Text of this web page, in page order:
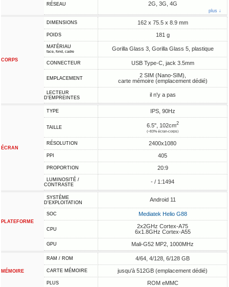
RÉSEAU 2G, 3G, 4G
plus ↓
CORPS
DIMENSIONS 162 x 75.5 x 8.9 mm
POIDS 181 g
MATÉRIAU
face, fond, cadre Gorilla Glass 3, Gorilla Glass 5, plastique
CONNECTEUR USB Type-C, jack 3.5mm
EMPLACEMENT
2 SIM (Nano-SIM),
carte mémoire (emplacement dédié)
LECTEUR
D'EMPREINTES
il n'y a pas
ÉCRAN
TYPE IPS, 90Hz
TAILLE 6.5", 102cm2
(~83% écran-corps)
RÉSOLUTION 2400x1080
PPI 405
PROPORTION 20:9
LUMINOSITÉ /
CONTRASTE
- / 1:1494
PLATEFORME
SYSTÈME
D'EXPLOITATION
Android 11
SOC Mediatek Helio G88
CPU
2x2GHz Cortex-A75
6x1.8GHz Cortex-A55
GPU Mali-G52 MP2, 1000MHz
MÉMOIRE
RAM / ROM 4/64, 4/128, 6/128 GB
CARTE MÉMOIRE jusqu'à 512GB (emplacement dédié)
PLUS ROM eMMC